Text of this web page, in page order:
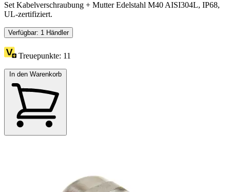
Set Kabelverschraubung + Mutter Edelstahl M40 AISI304L, IP68,
UL-zertifiziert.
Verfügbar: 1 Händler
Treuepunkte: 11
In den Warenkorb